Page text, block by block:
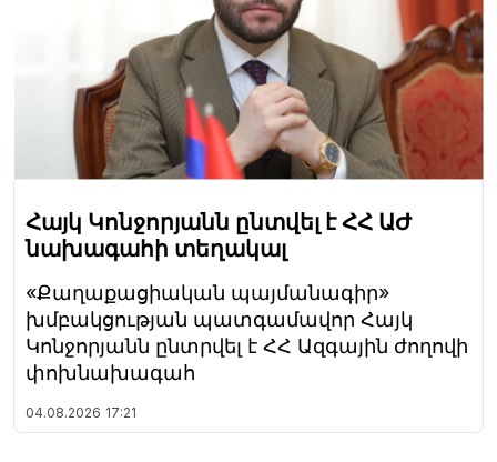
Հայկ Կոնջորյանն ընտվել է ՀՀ ԱԺ
նախագահի տեղակալ
«Քաղաքացիական պայմանագիր»
խմբակցության պատգամավոր Հայկ
Կոնջորյանն ընտրվել է ՀՀ Ազգային ժողովի
փոխնախագահ
04.08.2026 17:21